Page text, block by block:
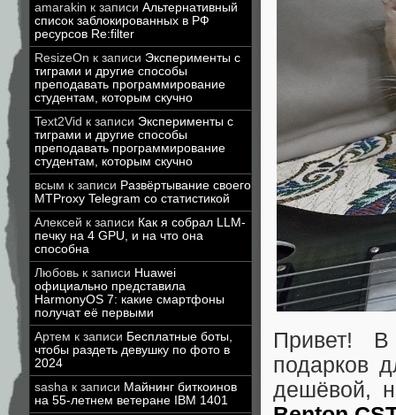
amarakin к записи Альтернативный
список заблокированных в РФ
ресурсов Re:filter
ResizeOn к записи Эксперименты с
тиграми и другие способы
преподавать программирование
студентам, которым скучно
Text2Vid к записи Эксперименты с
тиграми и другие способы
преподавать программирование
студентам, которым скучно
всым к записи Развёртывание своего
MTProxy Telegram со статистикой
Алексей к записи Как я собрал LLM-
печку на 4 GPU, и на что она
способна
Любовь к записи Huawei
официально представила
HarmonyOS 7: какие смартфоны
получат её первыми
Артем к записи Бесплатные боты,
чтобы раздеть девушку по фото в
2024
sasha к записи Майнинг биткоинов
на 55-летнем ветеране IBM 1401
Привет! В
подарков
дешёвой,